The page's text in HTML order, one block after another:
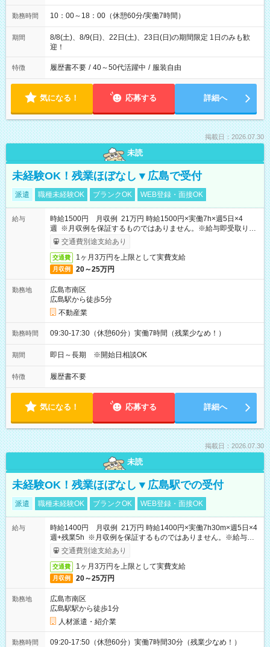
勤務時間 10：00～18：00（休憩60分/実働7時間）
期間
8/8(土)、8/9(日)、22日(土)、23日(日)の期間限定 1日のみも歓
迎！
特徴 履歴書不要 / 40～50代活躍中 / 服装自由
気になる！ 応募する 詳細へ
掲載日：2026.07.30
未読
未経験OK！残業ほぼなし▼広島で受付
派遣 職種未経験OK ブランクOK WEB登録・面接OK
給与
時給1500円 月収例 21万円 時給1500円×実働7h×週5日×4
週 ※月収例を保証するものではありません。※給与即受取りサ
ービス利用可（利用条件有）
交通費別途支給あり
交通費 1ヶ月3万円を上限として実費支給
月収例 20～25万円
勤務地
広島市南区
広島駅から徒歩5分
不動産業
勤務時間 09:30-17:30（休憩60分）実働7時間（残業少なめ！）
期間 即日～長期 ※開始日相談OK
特徴 履歴書不要
気になる！ 応募する 詳細へ
掲載日：2026.07.30
未読
未経験OK！残業ほぼなし▼広島駅での受付
派遣 職種未経験OK ブランクOK WEB登録・面接OK
給与
時給1400円 月収例 21万円 時給1400円×実働7h30m×週5日×4
週+残業5h ※月収例を保証するものではありません。※給与即
受取りサービス利用可（利用条件有）
交通費別途支給あり
交通費 1ヶ月3万円を上限として実費支給
月収例 20～25万円
勤務地
広島市南区
広島駅駅から徒歩1分
人材派遣・紹介業
勤務時間 09:20-17:50（休憩60分）実働7時間30分（残業少なめ！）